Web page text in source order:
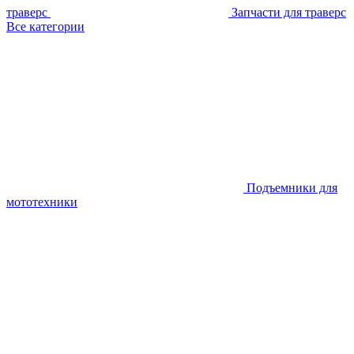
траверс
Запчасти для траверс
Все категории
Подъемники для
мототехники